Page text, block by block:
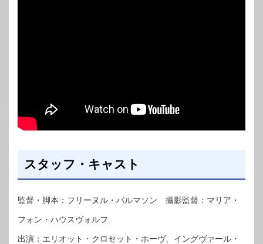
スタッフ・キャスト
監督・脚本：フリーヌル・パルマソン 撮影監督：マリア・
フォン・ハウスヴォルフ
出演：エリオット・クロセット・ホーヴ、イングヴァール・